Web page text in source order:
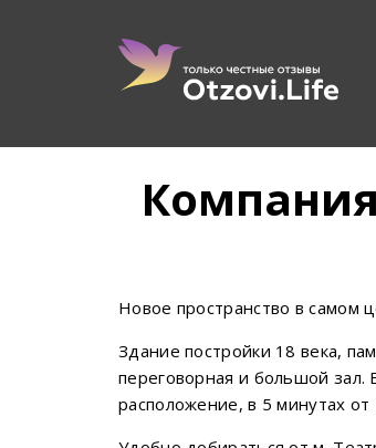
Новое пространство в самом
Здание постройки 18 века,
переговорная и большой
расположение, в 5 минутах от